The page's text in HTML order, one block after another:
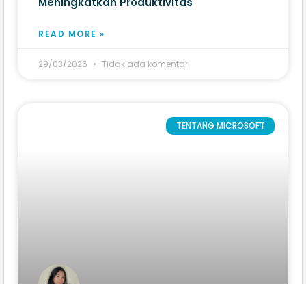
READ MORE »
29/03/2026 Tidak ada komentar
TENTANG MICROSOFT